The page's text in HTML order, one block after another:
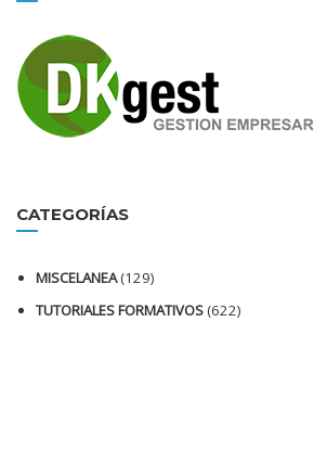
CATEGORÍAS
MISCELANEA(129)
TUTORIALES FORMATIVOS(622)